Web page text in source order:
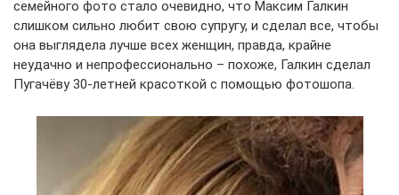
семейного фото стало очевидно, что Максим Галкин
слишком сильно любит свою супругу, и сделал все, чтобы
она выглядела лучше всех женщин, правда, крайне
неудачно и непрофессионально – похоже, Галкин сделал
Пугачёву 30-летней красоткой с помощью фотошопа.